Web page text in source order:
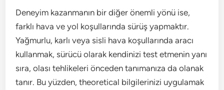
Deneyim kazanmanın bir diğer önemli yönü ise,
farklı hava ve yol koşullarında sürüş yapmaktır.
Yağmurlu, karlı veya sisli hava koşullarında aracı
kullanmak, sürücü olarak kendinizi test etmenin yanı
sıra, olası tehlikeleri önceden tanımanıza da olanak
tanır. Bu yüzden, theoretical bilgilerinizi uygulamak